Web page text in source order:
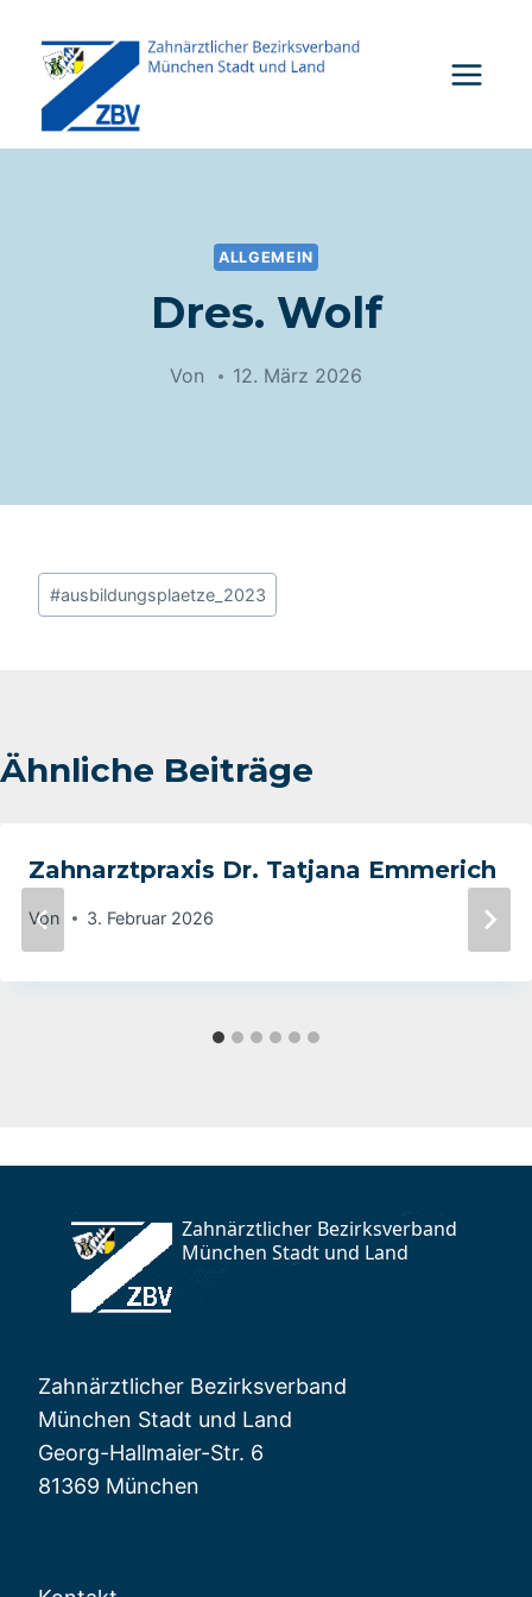
Inhalt
springen
ALLGEMEIN
Dres. Wolf
Von 12. März 2026
Schlagworte:
#ausbildungsplaetze_2023
Ähnliche Beiträge
Zahnarztpraxis Dr. Tatjana Emmerich
Von 3. Februar 2026
Zahnärztlicher Bezirksverband
München Stadt und Land
Georg-Hallmaier-Str. 6
81369 München